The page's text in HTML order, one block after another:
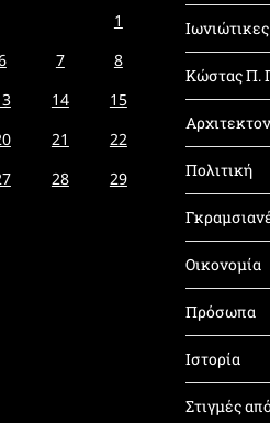
1
7
8
14
15
21
22
28
29
Κώστας Π.
Πολιτική
Οικονομία
Πρόσωπα
Ιστορία
Στιγμές